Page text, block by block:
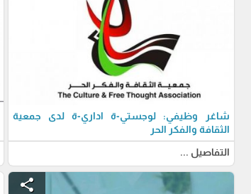
شاغر وظيفي: لوجستي-ة اداري-ة لدى جمعية
الثقافة والفكر الحر
التفاصيل ...
share